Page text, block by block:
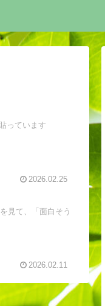
っています
2026.02.25
見て、「面白そう
2026.02.11